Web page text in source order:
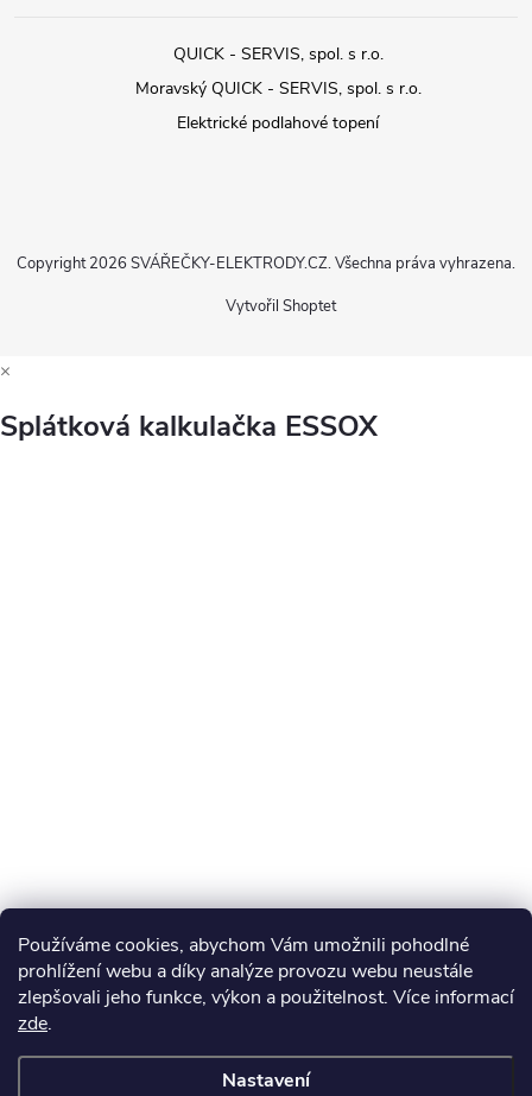
Používáme cookies, abychom Vám umožnili pohodlné
prohlížení webu a díky analýze provozu webu neustále
zlepšovali jeho funkce, výkon a použitelnost. Více informací
zde.
Nastavení
QUICK - SERVIS, spol. s r.o.
Moravský QUICK - SERVIS, spol. s r.o.
Elektrické podlahové topení
Vytvořil Shoptet
Copyright 2026 SVÁŘEČKY-ELEKTRODY.CZ. Všechna práva vyhrazena.
×
Splátková kalkulačka ESSOX